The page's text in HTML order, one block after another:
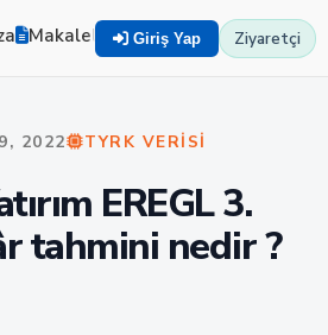
Makaleler Zekayı Eğit TYRK
Giriş Yap Ziyaretçi
2022 TYRK VERISI
EREGL 3.
tahmini nedir ?